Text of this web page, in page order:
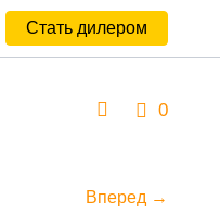
Стать дилером
0
Вперед →